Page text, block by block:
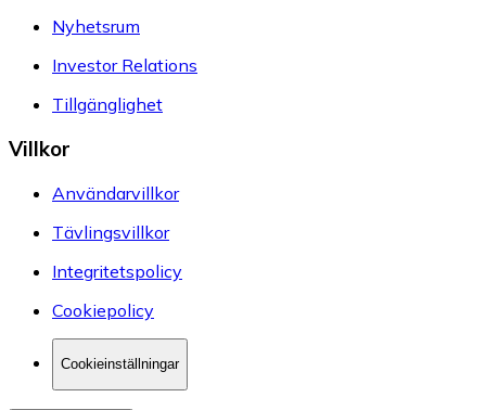
Nyhetsrum
Investor Relations
Tillgänglighet
Villkor
Användarvillkor
Tävlingsvillkor
Integritetspolicy
Cookiepolicy
Cookieinställningar